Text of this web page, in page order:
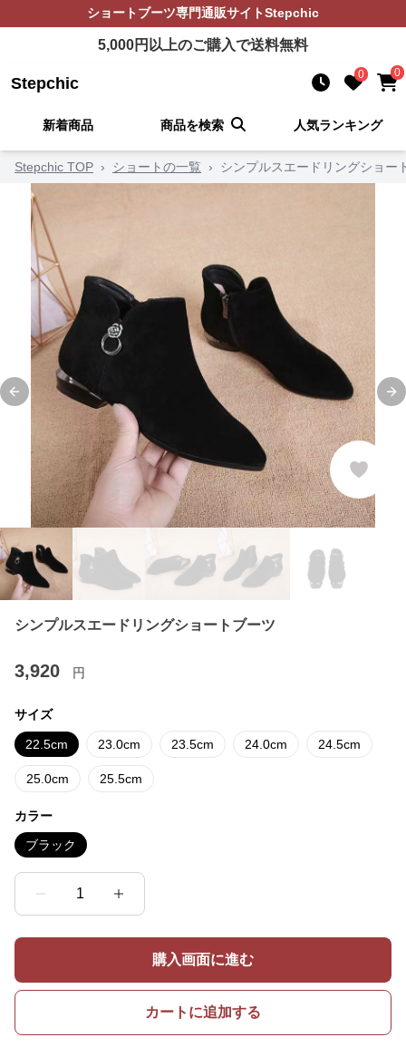
ショートブーツ専門通販サイトStepchic
5,000円以上のご購入で送料無料
Stepchic 0 0
新着商品 商品を検索 人気ランキング
Stepchic TOP › ショートの一覧 › シンプルスエードリングショー
Previous slide
シンプルスエードリングショートブーツ
3,920 円
サイズ
22.5cm 23.0cm 23.5cm 24.0cm 24.5cm
25.0cm 25.5cm
カラー
ブラック
1
購入画面に進む
カートに追加する